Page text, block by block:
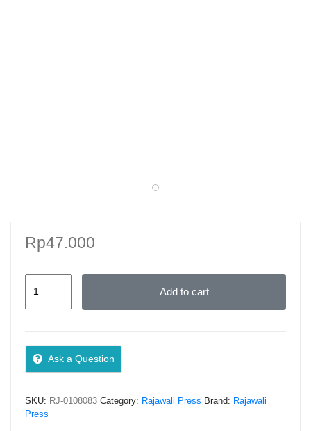
Rp47.000
Inggris,
Prancis,
Belanda:
Add to cart
Ask a Question
SKU: RJ-0108083 Category: Rajawali Press Brand: Rajawali
Press